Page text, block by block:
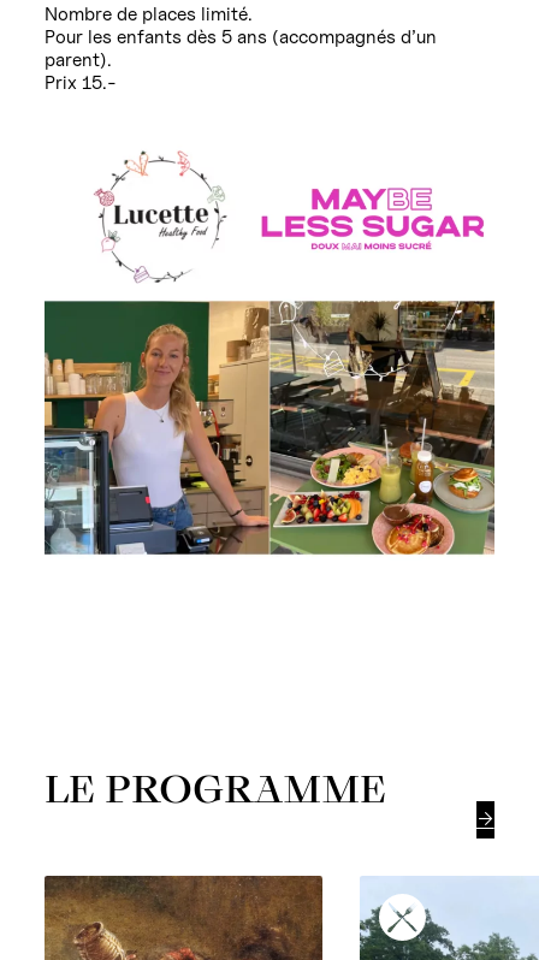
Nombre de places limité.
Pour les enfants dès 5 ans (accompagnés d’un
parent).
Prix 15.-
LE PROGRAMME
